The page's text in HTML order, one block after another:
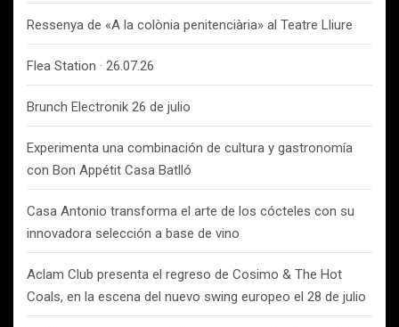
Ressenya de «A la colònia penitenciària» al Teatre Lliure
Flea Station · 26.07.26
Brunch Electronik 26 de julio
Experimenta una combinación de cultura y gastronomía
con Bon Appétit Casa Batlló
Casa Antonio transforma el arte de los cócteles con su
innovadora selección a base de vino
Aclam Club presenta el regreso de Cosimo & The Hot
Coals, en la escena del nuevo swing europeo el 28 de julio